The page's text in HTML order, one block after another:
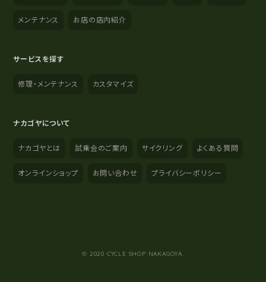
メンテナンス お店の店内紹介
サービスを探す
修理・メンテナンス カスタマイズ
ナカゴヤについて
ナカゴヤとは 試乗会のご案内 サイクリング よくある質問
オンラインショップ お問い合わせ プライバシーポリシー
© 2020 CYCLE SHOP NAKAGOYA.